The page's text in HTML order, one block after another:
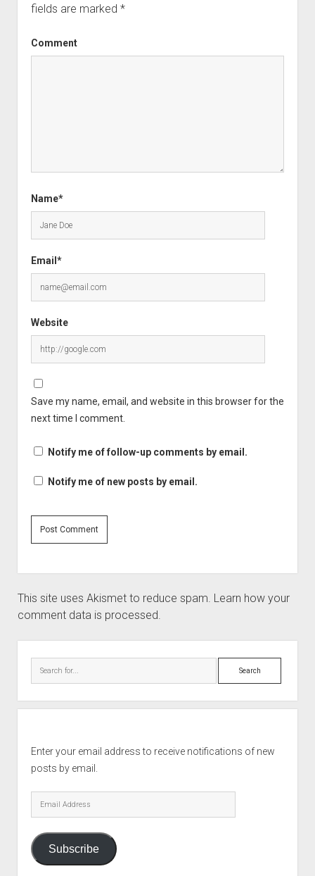
fields are marked *
Comment
Name*
Email*
Website
Save my name, email, and website in this browser for the
next time I comment.
Notify me of follow-up comments by email.
Notify me of new posts by email.
This site uses Akismet to reduce spam. Learn how your
comment data is processed.
Search
Enter your email address to receive notifications of new
posts by email.
Email
Address
Subscribe